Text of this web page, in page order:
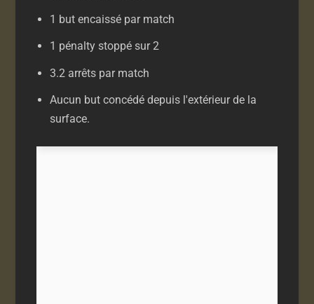
1 but encaissé par match
1 pénalty stoppé sur 2
3.2 arrêts par match
Aucun but concédé depuis l'extérieur de la
surface.